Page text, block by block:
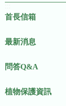
首長信箱
最新消息
問答Q&A
植物保護資訊